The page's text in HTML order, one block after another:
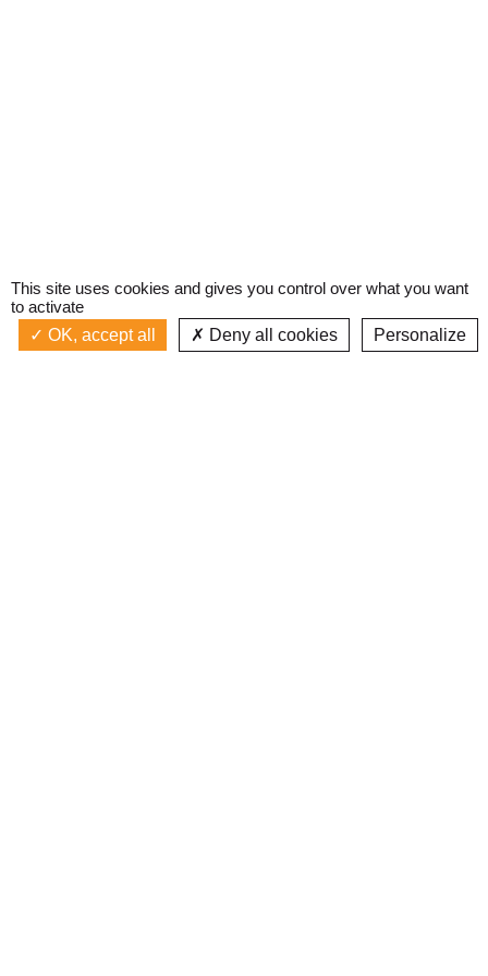
Émission à l'antenne
Actualités La radio
This site uses cookies and gives you control over what you want
to activate
OK, accept all
Deny all cookies
Personalize